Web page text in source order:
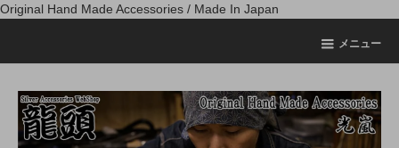
Original Hand Made Accessories / Made In Japan
メニュー